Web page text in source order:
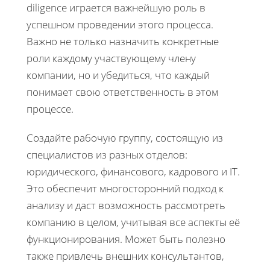
diligence играется важнейшую роль в
успешном проведении этого процесса.
Важно не только назначить конкретные
роли каждому участвующему члену
компании, но и убедиться, что каждый
понимает свою ответственность в этом
процессе.
Создайте рабочую группу, состоящую из
специалистов из разных отделов:
юридического, финансового, кадрового и IT.
Это обеспечит многосторонний подход к
анализу и даст возможность рассмотреть
компанию в целом, учитывая все аспекты её
функционирования. Может быть полезно
также привлечь внешних консультантов,